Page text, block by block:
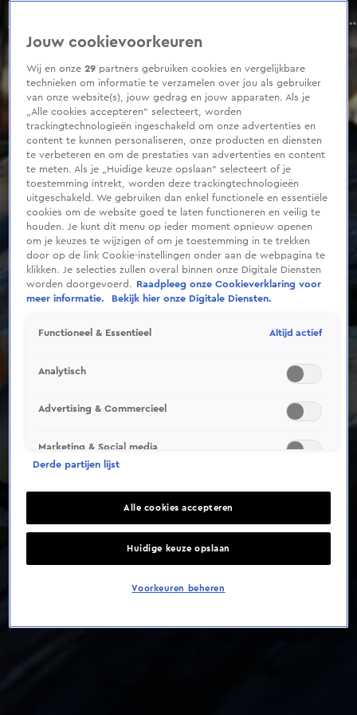
Bizarre crash bij Deurne: paal doorboort auto
Aflevering 16, Seizoen 2026
of
35
Jouw cookievoorkeuren
Wij en onze29 partners gebruiken cookies en vergelijkbare
technieken om informatie te verzamelen over jou als gebruiker
van onze website(s), jouw gedrag en jouw apparaten. Als je
„Alle cookies accepteren” selecteert, worden
trackingtechnologieën ingeschakeld om onze advertenties en
content te kunnen personaliseren, onze producten en diensten
te verbeteren en om de prestaties van advertenties en content
te meten. Als je „Huidige keuze opslaan” selecteert of je
toestemming intrekt, worden deze trackingtechnologieën
uitgeschakeld. We gebruiken dan enkel functionele en essentiële
cookies om de website goed te laten functioneren en veilig te
houden. Je kunt dit menu op ieder moment opnieuw openen
om je keuzes te wijzigen of om je toestemming in te trekken
door op de link Cookie-instellingen onder aan de webpagina te
klikken. Je selecties zullen overal binnen onze Digitale Diensten
worden doorgevoerd.
Raadpleeg onze Cookieverklaring voor
meer informatie.
Bekijk hier onze Digitale Diensten.
Functioneel & Essentieel Altijd actief
Analytisch
Advertising & Commercieel
Marketing & Social media
Derde partijen lijst
Alle cookies accepteren
Huidige keuze opslaan
Voorkeuren beheren